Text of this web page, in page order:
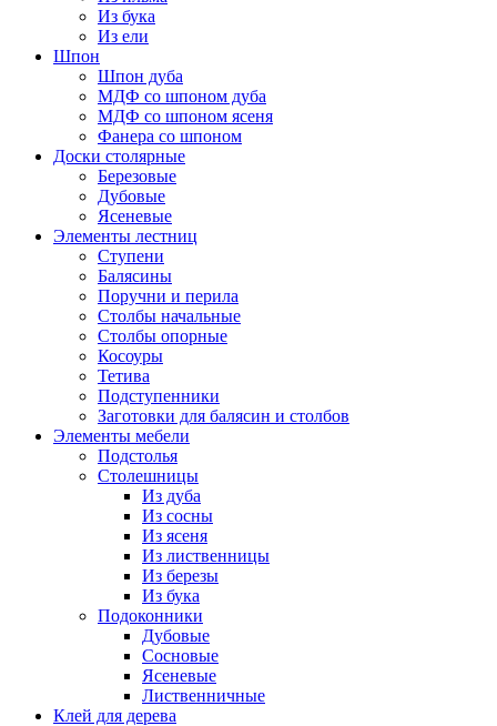
Из бука
Из ели
Шпон
Шпон дуба
МДФ со шпоном дуба
МДФ со шпоном ясеня
Фанера со шпоном
Доски столярные
Березовые
Дубовые
Ясеневые
Элементы лестниц
Ступени
Балясины
Поручни и перила
Столбы начальные
Столбы опорные
Косоуры
Тетива
Подступенники
Заготовки для балясин и столбов
Элементы мебели
Подстолья
Столешницы
Из дуба
Из сосны
Из ясеня
Из лиственницы
Из березы
Из бука
Подоконники
Дубовые
Сосновые
Ясеневые
Лиственничные
Клей для дерева